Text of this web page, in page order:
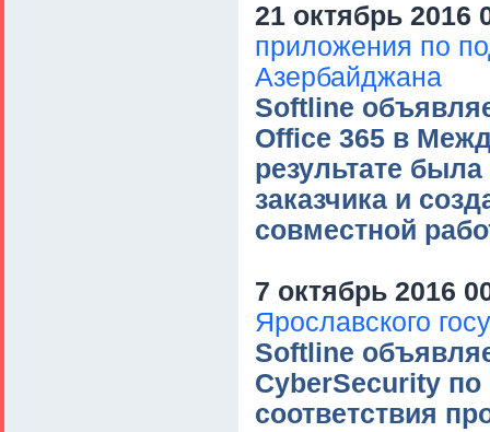
21 октябрь 2016
приложения по
Азербайджана
Softline
Office 365 в
результате
заказчика и
совместной
7 октябрь 2016
Ярославского
Softline
CyberSecurity по
соответствия